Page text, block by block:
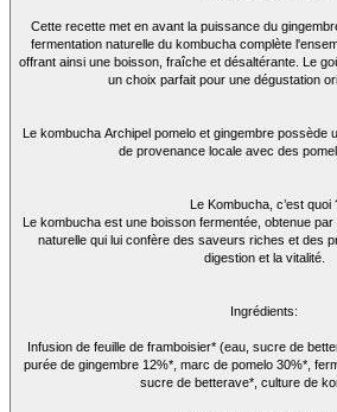
Cette recette met en avant la puissance du
fermentation naturelle du kombucha complète
offrant ainsi une boisson, fraîche et désaltérante. Le
un choix parfait pour une dégustation
Le kombucha Archipel pomelo et gingembre possède
de provenance locale avec des
Le Kombucha, c’est quoi
Le kombucha est une boisson fermentée, obtenue
naturelle qui lui confère des saveurs riches et des
digestion et la vitalité.
Ingrédients:
Infusion de feuille de framboisier* (eau, sucre de
purée de gingembre 12%*, marc de pomelo 30%*,
sucre de betterave*, culture de